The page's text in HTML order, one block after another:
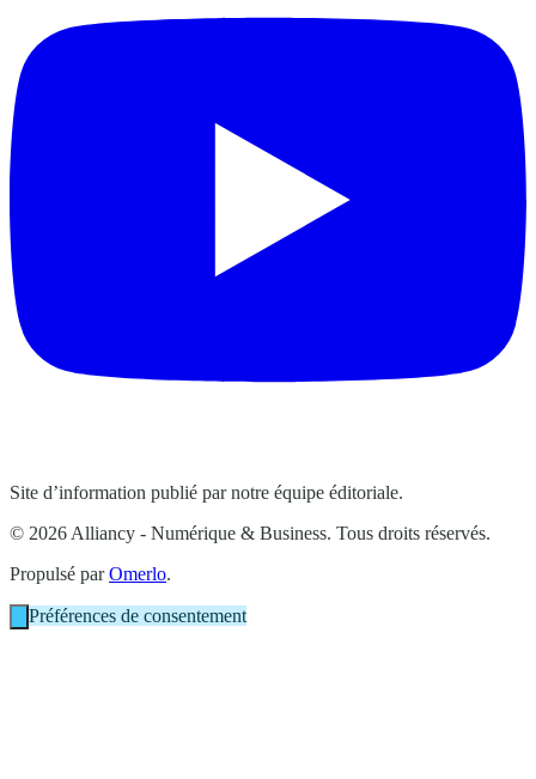
Site d’information publié par notre équipe éditoriale.
© 2026 Alliancy - Numérique & Business. Tous droits réservés.
Propulsé parOmerlo.
Préférences de consentement